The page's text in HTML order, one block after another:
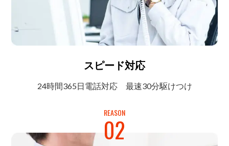
スピード対応
24時間365日電話対応 最速30分駆けつけ
REASON
02